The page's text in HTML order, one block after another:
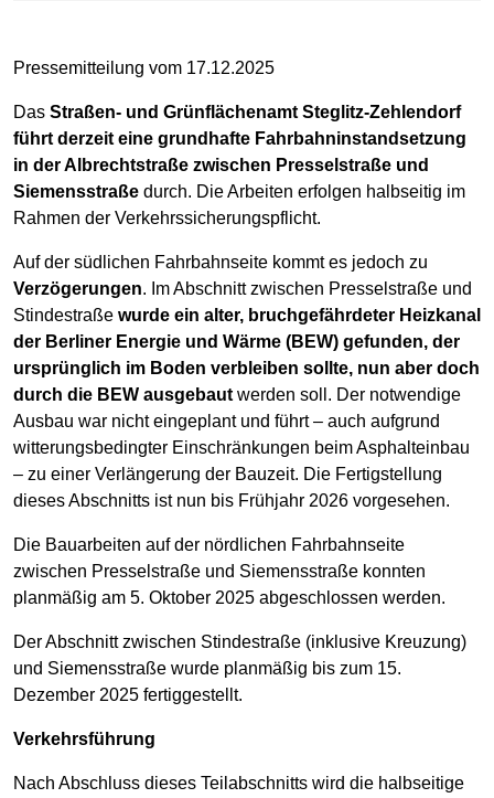
Pressemitteilung vom 17.12.2025
Das Straßen- und Grünflächenamt Steglitz-Zehlendorf
führt derzeit eine grundhafte Fahrbahninstandsetzung
in der Albrechtstraße zwischen Presselstraße und
Siemensstraße durch. Die Arbeiten erfolgen halbseitig im
Rahmen der Verkehrssicherungspflicht.
Auf der südlichen Fahrbahnseite kommt es jedoch zu
Verzögerungen. Im Abschnitt zwischen Presselstraße und
Stindestraße wurde ein alter, bruchgefährdeter Heizkanal
der Berliner Energie und Wärme (BEW) gefunden, der
ursprünglich im Boden verbleiben sollte, nun aber doch
durch die BEW ausgebaut werden soll. Der notwendige
Ausbau war nicht eingeplant und führt – auch aufgrund
witterungsbedingter Einschränkungen beim Asphalteinbau
– zu einer Verlängerung der Bauzeit. Die Fertigstellung
dieses Abschnitts ist nun bis Frühjahr 2026 vorgesehen.
Die Bauarbeiten auf der nördlichen Fahrbahnseite
zwischen Presselstraße und Siemensstraße konnten
planmäßig am 5. Oktober 2025 abgeschlossen werden.
Der Abschnitt zwischen Stindestraße (inklusive Kreuzung)
und Siemensstraße wurde planmäßig bis zum 15.
Dezember 2025 fertiggestellt.
Verkehrsführung
Nach Abschluss dieses Teilabschnitts wird die halbseitige